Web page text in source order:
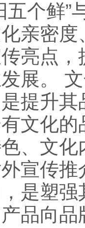
五个鲜
亲密
亮点
展。
提升
文化
、文
宣传
是塑
品向